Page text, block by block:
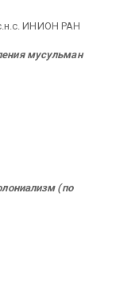
ИНИОН РАН
мусульман
(по